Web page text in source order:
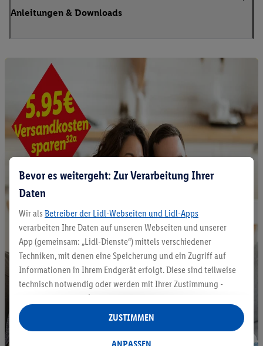
Anleitungen & Downloads
Bevor es weitergeht: Zur Verarbeitung Ihrer
Daten
Wir als Betreiber der Lidl-Webseiten und Lidl-Apps
verarbeiten Ihre Daten auf unseren Webseiten und unserer
App (gemeinsam: „Lidl-Dienste“) mittels verschiedener
Techniken, mit denen eine Speicherung und ein Zugriff auf
Informationen in Ihrem Endgerät erfolgt. Diese sind teilweise
technisch notwendig oder werden mit Ihrer Zustimmung -
auch durch Partner (u.a.
Verantwortliche; im Zusammenhang mit dem IAB TCF
insgesamt
Statistik-Erstellung oder für personalisierte Werbung
ZUSTIMMEN